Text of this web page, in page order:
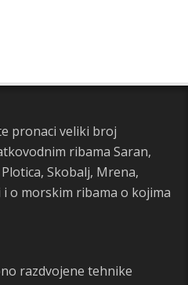
pronaci veliki broj
ribama Saran,
Skobalj, Mrena,
i o morskim ribama o kojima
razdvojene tehnike